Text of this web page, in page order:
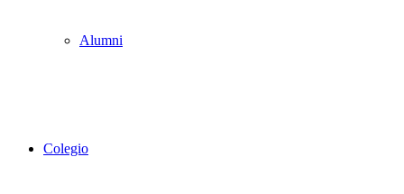
Alumni
Colegio